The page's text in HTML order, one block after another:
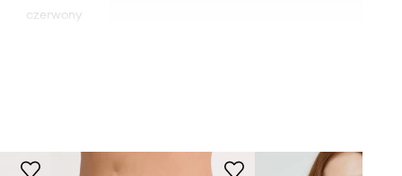
czerwony
Zalecamy wybór rozmiaru, jaki nosisz